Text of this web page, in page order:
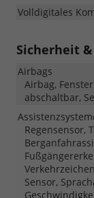
Volldigitales
Sicherheit
Airbags
Airbag,
abschaltbar,
Regensensor,
Sensor,